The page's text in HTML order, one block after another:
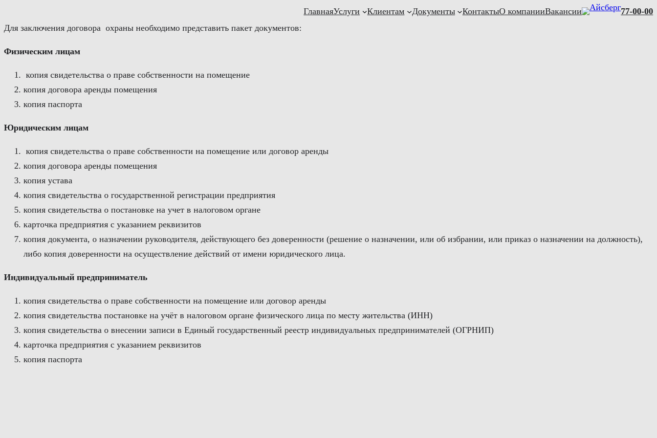
к
ГлавнаяУслуги Клиентам Документы КонтактыО компанииВакансии
77-00-00
Для заключения договора охраны необходимо представить пакет документов:
Физическим лицам
копия свидетельства о праве собственности на помещение
копия договора аренды помещения
копия паспорта
Юридическим лицам
копия свидетельства о праве собственности на помещение или договор аренды
копия договора аренды помещения
копия устава
копия свидетельства о государственной регистрации предприятия
копия свидетельства о постановке на учет в налоговом органе
карточка предприятия с указанием реквизитов
копия документа, о назначении руководителя, действующего без доверенности (решение о назначении, или об избрании, или приказ о назначении на должность),
либо копия доверенности на осуществление действий от имени юридического лица.
Индивидуальный предприниматель
копия свидетельства о праве собственности на помещение или договор аренды
копия свидетельства постановке на учёт в налоговом органе физического лица по месту жительства (ИНН)
копия свидетельства о внесении записи в Единый государственный реестр индивидуальных предпринимателей (ОГРНИП)
карточка предприятия с указанием реквизитов
копия паспорта